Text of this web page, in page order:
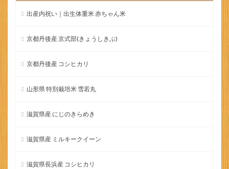
出産内祝い｜出生体重米 赤ちゃん米
京都丹後産 京式部(きょうしきぶ)
京都丹後産 コシヒカリ
山形県 特別栽培米 雪若丸
滋賀県産 にじのきらめき
滋賀県産 ミルキークイーン
滋賀県長浜産 コシヒカリ